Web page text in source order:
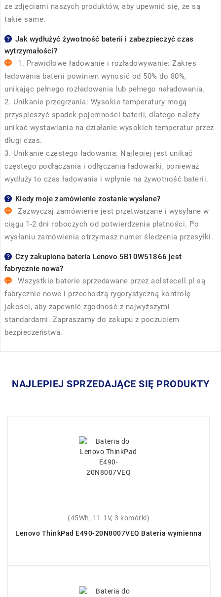
ze zdjęciami naszych produktów, aby upewnić się, że są
takie same.
Jak wydłużyć żywotność baterii i zabezpieczyć czas
wytrzymałości?
1. Prawidłowe ładowanie i rozładowywanie: Zakres
ładowania baterii powinien wynosić od 50% do 80%,
unikając pełnego rozładowania lub pełnego naładowania.
2. Unikanie przegrzania: Wysokie temperatury mogą
przyspieszyć spadek pojemności baterii, dlatego należy
unikać wystawiania na działanie wysokich temperatur przez
długi czas.
3. Unikanie częstego ładowania: Najlepiej jest unikać
częstego podłączania i odłączania ładowarki, ponieważ
wydłuży to czas ładowania i wpłynie na żywotność baterii.
Kiedy moje zamówienie zostanie wysłane?
Zazwyczaj zamówienie jest przetwarzane i wysyłane w
ciągu 1-2 dni roboczych od potwierdzenia płatności. Po
wysłaniu zamówienia otrzymasz numer śledzenia przesyłki.
Czy zakupiona bateria Lenovo 5B10W51866 jest
fabrycznie nowa?
Wszystkie baterie sprzedawane przez aolstecell.pl są
fabrycznie nowe i przechodzą rygorystyczną kontrolę
jakości, aby zapewnić zgodność z najwyższymi
standardami. Zapraszamy do zakupu z poczuciem
bezpieczeństwa.
NAJLEPIEJ SPRZEDAJĄCE SIĘ PRODUKTY
(45Wh, 11.1V, 3 komórki)
Lenovo ThinkPad E490-20N8007VEQ Bateria wymienna